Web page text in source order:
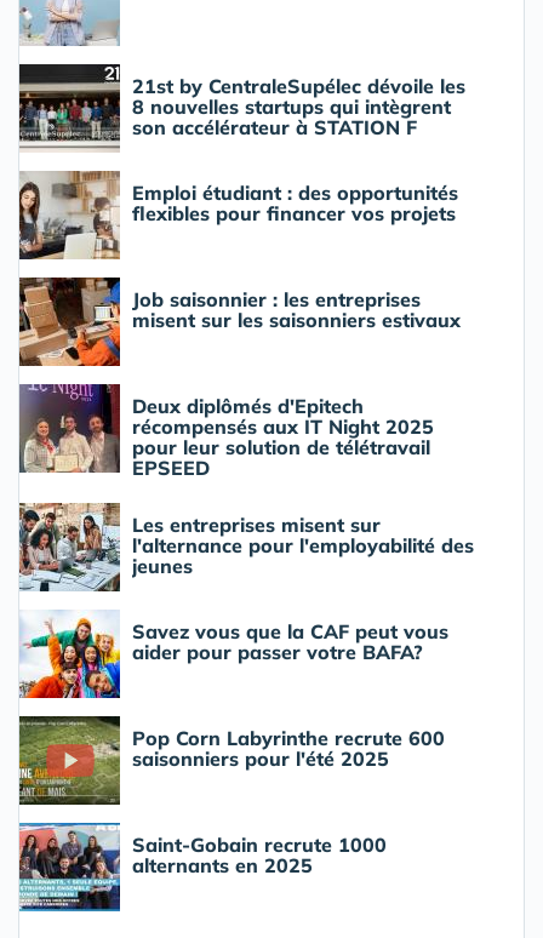
21st by CentraleSupélec dévoile les
8 nouvelles startups qui intègrent
son accélérateur à STATION F
Emploi étudiant : des opportunités
flexibles pour financer vos projets
Job saisonnier : les entreprises
misent sur les saisonniers estivaux
Deux diplômés d'Epitech
récompensés aux IT Night 2025
pour leur solution de télétravail
EPSEED
Les entreprises misent sur
l'alternance pour l'employabilité des
jeunes
Savez vous que la CAF peut vous
aider pour passer votre BAFA?
Pop Corn Labyrinthe recrute 600
saisonniers pour l'été 2025
Saint-Gobain recrute 1000
alternants en 2025